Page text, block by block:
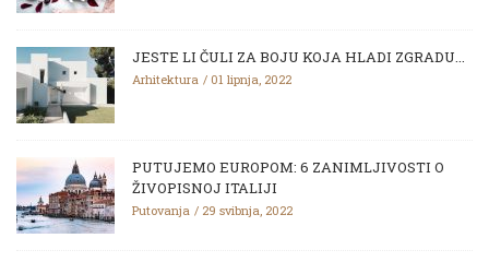
JESTE LI ČULI ZA BOJU KOJA HLADI ZGRADU...
Arhitektura 01 lipnja, 2022
PUTUJEMO EUROPOM: 6 ZANIMLJIVOSTI O
ŽIVOPISNOJ ITALIJI
Putovanja 29 svibnja, 2022